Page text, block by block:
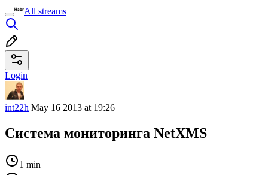
All streams
Login
int22h May 16 2013 at 19:26
Система мониторинга NetXMS
1 min